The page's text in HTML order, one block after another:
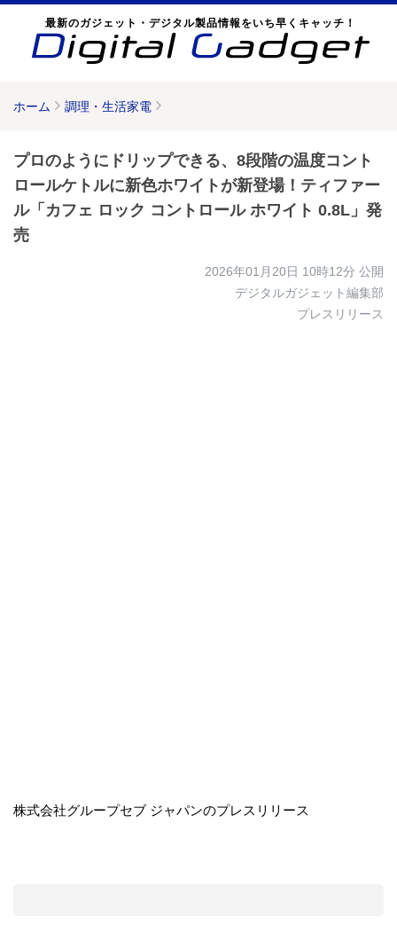
最新のガジェット・デジタル製品情報をいち早くキャッチ！
ホーム 調理・生活家電
プロのようにドリップできる、8段階の温度コント
ロールケトルに新色ホワイトが新登場！ティファー
ル「カフェ ロック コントロール ホワイト 0.8L」発
売
2026年01月20日 10時12分 公開
デジタルガジェット編集部
プレスリリース
株式会社グループセブ ジャパンのプレスリリース